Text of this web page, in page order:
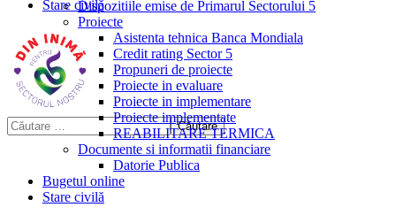
Stare civilăDispozitiile emise de Primarul Sectorului 5
Proiecte
Asistenta tehnica Banca Mondiala
Credit rating Sector 5
Propuneri de proiecte
Proiecte in evaluare
Proiecte in implementare
Proiecte implementate
REABILITARE TERMICA
Documente si informatii financiare
Datorie Publica
Bugetul online
Stare civilă